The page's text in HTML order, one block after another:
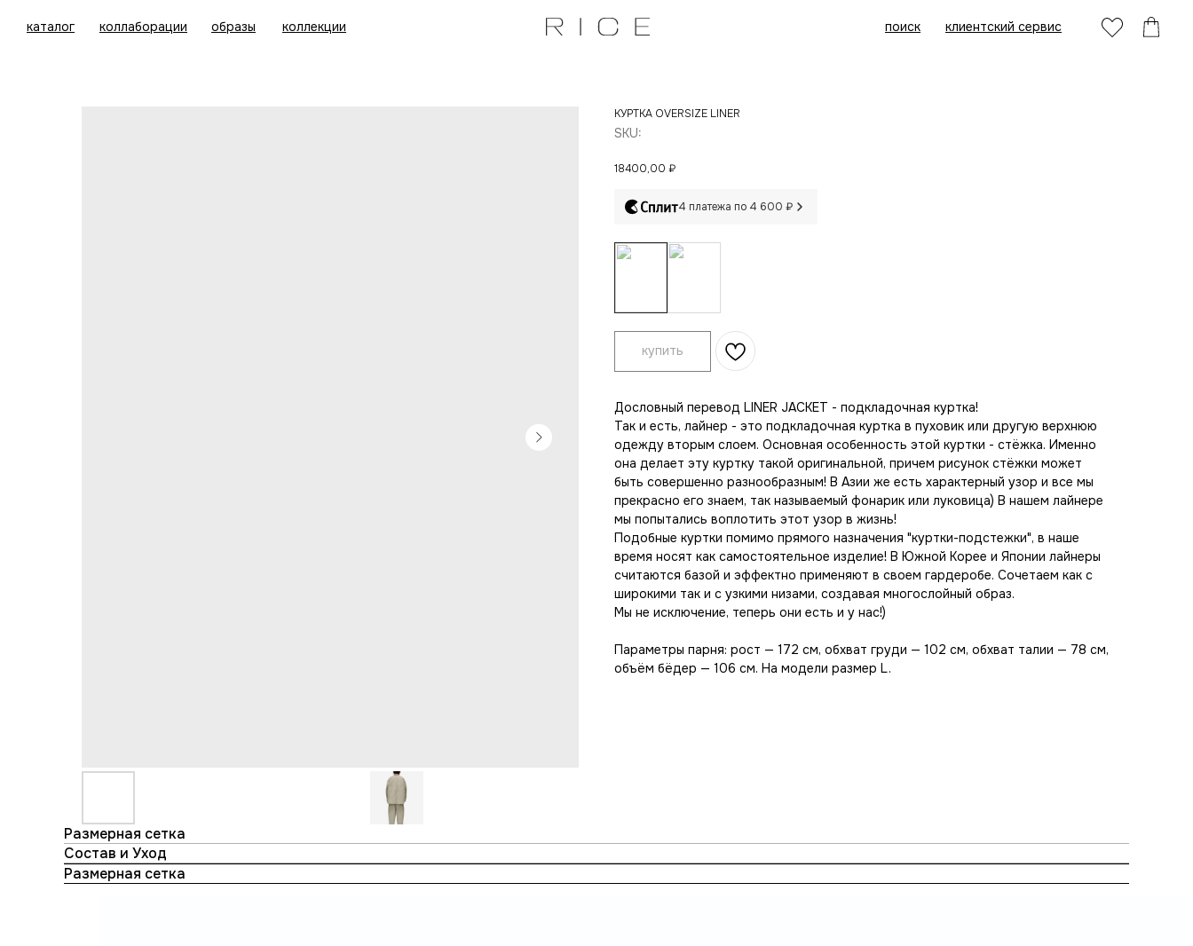
каталог коллаборации коллекции
образы клиентский сервис
поиск
КУРТКА OVERSIZE LINER
SKU:
18400,00 ₽
4 платежа по 4 600 ₽
купить
Дословный перевод LINER JACKET - подкладочная куртка!
Так и есть, лайнер - это подкладочная куртка в пуховик или другую верхнюю
одежду вторым слоем. Основная особенность этой куртки - стёжка. Именно
она делает эту куртку такой оригинальной, причем рисунок стёжки может
быть совершенно разнообразным! В Азии же есть характерный узор и все мы
прекрасно его знаем, так называемый фонарик или луковица) В нашем лайнере
мы попытались воплотить этот узор в жизнь!
Подобные куртки помимо прямого назначения "куртки-подстежки", в наше
время носят как самостоятельное изделие! В Южной Корее и Японии лайнеры
считаются базой и эффектно применяют в своем гардеробе. Сочетаем как с
широкими так и с узкими низами, создавая многослойный образ.
Мы не исключение, теперь они есть и у нас!)
Параметры парня: рост — 172 см, обхват груди — 102 см, обхват талии — 78 см,
объём бёдер — 106 см. На модели размер L.
Размерная сетка
Состав и Уход
Размерная сетка